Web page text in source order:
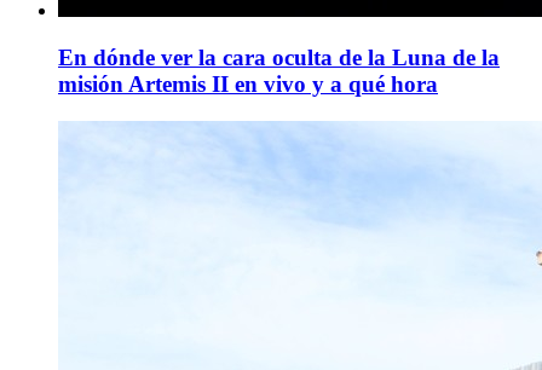
En dónde ver la cara oculta de la Luna de la
misión Artemis II en vivo y a qué hora